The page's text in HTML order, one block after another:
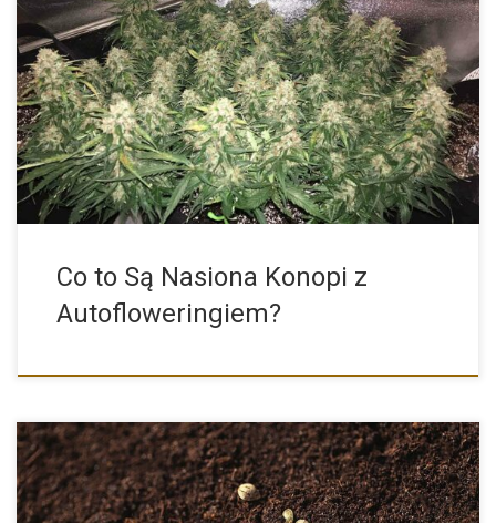
W dzisiejszych czasach, marihuana doczekała się wielu nowych
coraz to bardziej egzotycznych odmian i rodzajów. Czym
charakteryzują się nasiona marihuany […]
Co to Są Nasiona Konopi z
Autofloweringiem?